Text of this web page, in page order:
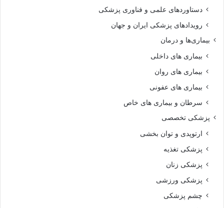
دستاوردهای علمی و فناوری پزشکی
رویدادهای پزشکی ایران و جهان
بیماری‌ها و درمان
بیماری های داخلی
بیماری های روان‌
بیماری های عفونی
سرطان و بیماری های خاص
پزشکی تخصصی
ارتوپدی و توان بخشی
پزشکی تغذیه
پزشکی زنان
پزشکی ورزشی
چشم پزشکی